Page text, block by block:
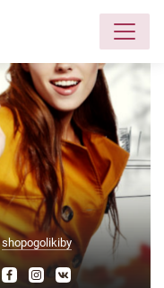
shopogolikiby